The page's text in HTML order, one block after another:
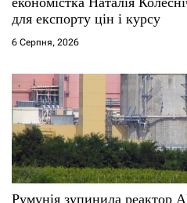
для експорту цін і курсу
6 Серпня, 2026
Румунія зупинила реактор